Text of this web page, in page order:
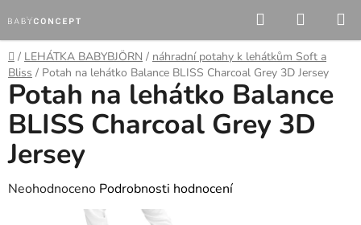
na
obsah
Hledat
KOŠÍK
Domů
/ LEHÁTKA BABYBJÖRN / náhradní potahy k lehátkům Soft a
Bliss / Potah na lehátko Balance BLISS Charcoal Grey 3D Jersey
Potah na lehátko Balance
BLISS Charcoal Grey 3D
Jersey
Průměrné
Neohodnoceno Podrobnosti hodnocení